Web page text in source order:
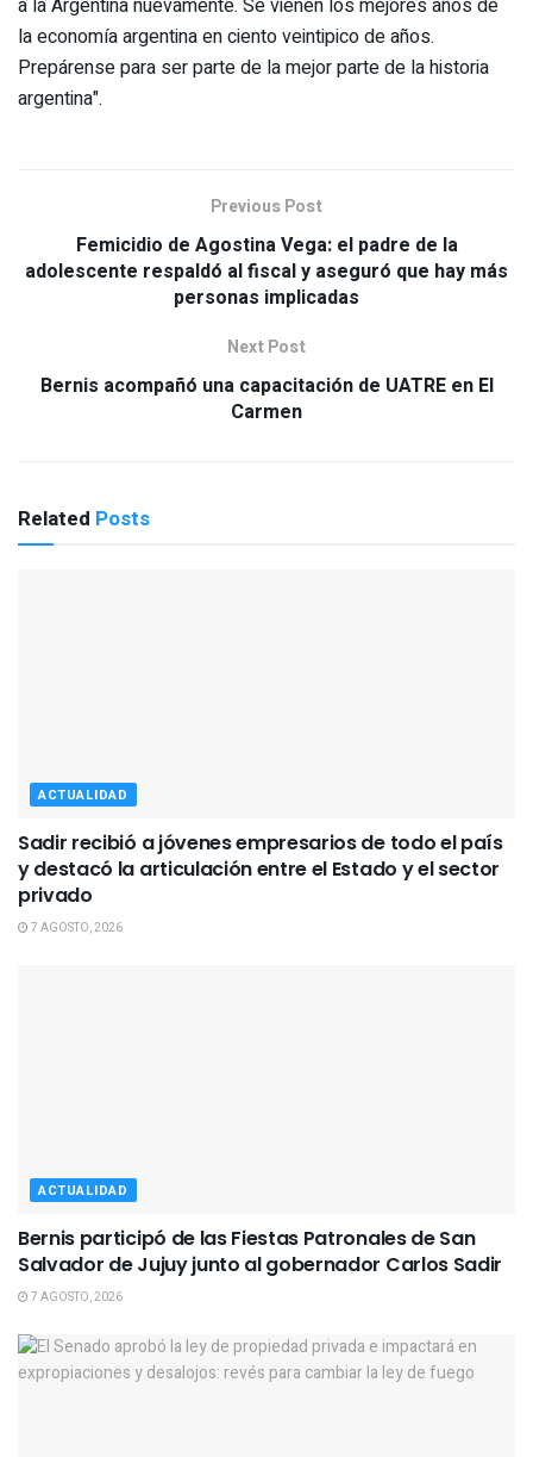
la economía argentina en ciento veintipico de años.
Prepárense para ser parte de la mejor parte de la historia
argentina".
Previous Post
Femicidio de Agostina Vega: el padre de la
adolescente respaldó al fiscal y aseguró que hay más
personas implicadas
Next Post
Bernis acompañó una capacitación de UATRE en El
Carmen
Related Posts
ACTUALIDAD
Sadir recibió a jóvenes empresarios de todo el país
y destacó la articulación entre el Estado y el sector
privado
7 AGOSTO, 2026
ACTUALIDAD
Bernis participó de las Fiestas Patronales de San
Salvador de Jujuy junto al gobernador Carlos Sadir
7 AGOSTO, 2026